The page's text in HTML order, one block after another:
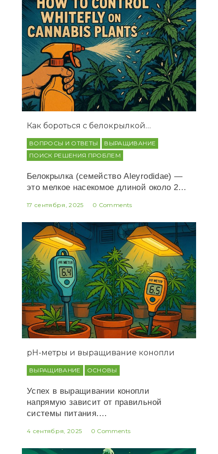
Как бороться с белокрылкой…
ВОПРОСЫ И ОТВЕТЫ
ВЫРАЩИВАНИЕ
ПОИСК РЕШЕНИЯ ПРОБЛЕМ
Белокрылка (семейство Aleyrodidae) —
это мелкое насекомое длиной около 2…
17 сентября, 2025 0 Comments
рН-метры и выращивание конопли
ВЫРАЩИВАНИЕ ОСНОВЫ
Успех в выращивании конопли
напрямую зависит от правильной
системы питания.…
4 сентября, 2025 0 Comments